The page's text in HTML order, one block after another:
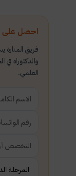
احصل على
فريق المنارة
والدكتوراه
العلمي.